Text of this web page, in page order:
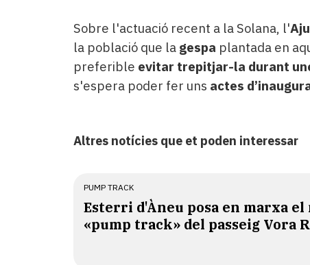
Sobre l'actuació recent a la Solana, l'
la població que la gespa plantada en
preferible evitar trepitjar-la durant
s'espera poder fer uns actes
Altres notícies que et poden interessar
PUMP TRACK
Esterri d'Àneu posa en marxa el
«pump track» del passeig Vora